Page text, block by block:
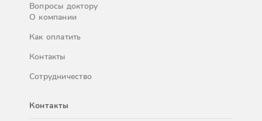
Вопросы доктору
О компании
Как оплатить
Контакты
Сотрудничество
Контакты